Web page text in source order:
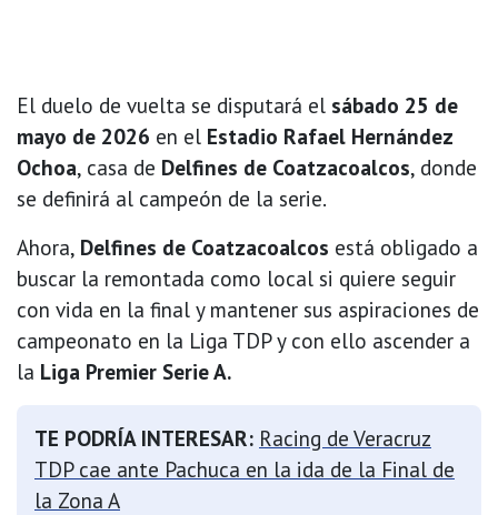
El duelo de vuelta se disputará el sábado 25 de
mayo de 2026 en el Estadio Rafael Hernández
Ochoa, casa de Delfines de Coatzacoalcos, donde
se definirá al campeón de la serie.
Ahora, Delfines de Coatzacoalcos está obligado a
buscar la remontada como local si quiere seguir
con vida en la final y mantener sus aspiraciones de
campeonato en la Liga TDP y con ello ascender a
la Liga Premier Serie A.
TE PODRÍA INTERESAR: Racing de Veracruz
TDP cae ante Pachuca en la ida de la Final de
la Zona A